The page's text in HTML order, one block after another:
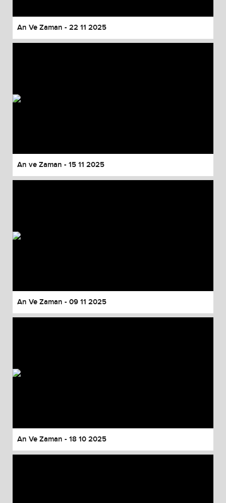
An Ve Zaman - 22 11 2025
An ve Zaman - 15 11 2025
An Ve Zaman - 09 11 2025
An Ve Zaman - 18 10 2025